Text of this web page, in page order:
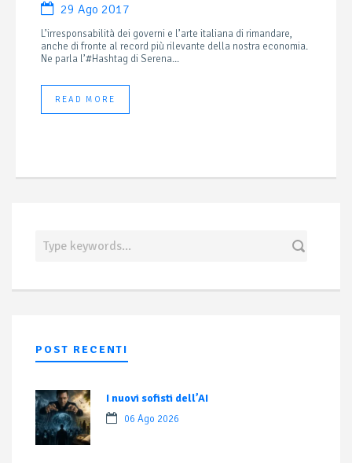
29 Ago 2017
L’irresponsabilità dei governi e l’arte italiana di rimandare,
anche di fronte al record più rilevante della nostra economia.
Ne parla l’#Hashtag di Serena...
READ MORE
POST RECENTI
I nuovi sofisti dell’AI
06 Ago 2026